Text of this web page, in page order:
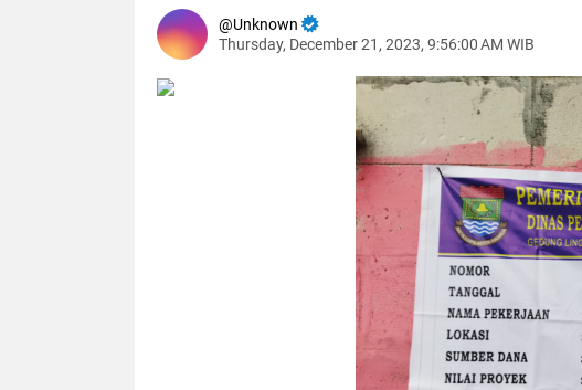
Unknown
Thursday, December 21, 2023, 9:56:00 AM WIB